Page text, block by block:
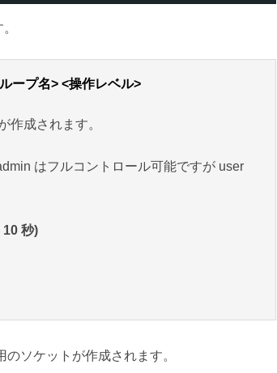
ープ名> <操作レベル>
作成されます。
はフルコントロール可能ですが user
秒)
ソケットが作成されます。